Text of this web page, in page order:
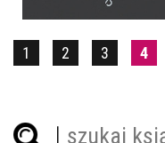
1 2 3 4